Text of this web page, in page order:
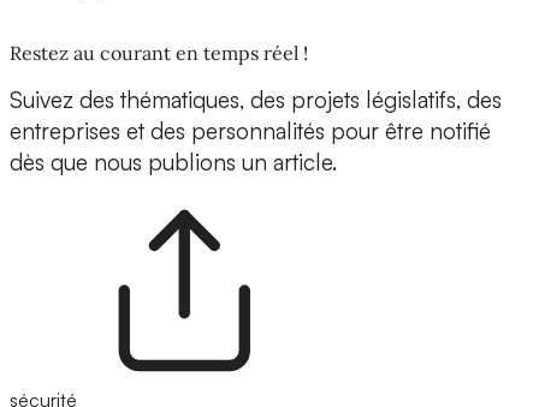
Restez au courant en temps réel !
Suivez des thématiques, des projets législatifs, des
entreprises et des personnalités pour être notifié
dès que nous publions un article.
sécurité